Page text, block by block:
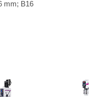
mm; B16